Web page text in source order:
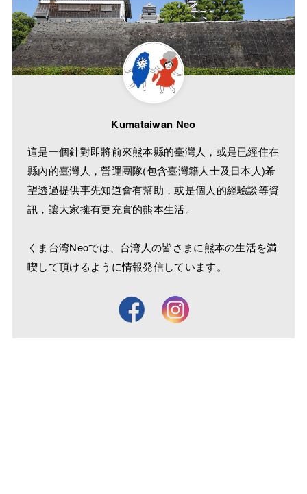
Kumataiwan Neo
這是一個針對即將前來熊本縣的臺灣人，或是已經住在
縣內的臺灣人，營運團隊(包含臺灣籍人士及日本人)希
望透過提供事先知道會有幫助，或是個人的經驗談等資
訊，讓大家擁有更充實的熊本生活。
くま台湾Neoでは、台湾人の皆さまに熊本の生活を満
喫して頂けるように情報発信しています。